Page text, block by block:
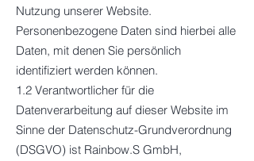
Nutzung unserer Website.
Personenbezogene Daten sind hierbei alle
Daten, mit denen Sie persönlich
identifiziert werden können.
1.2 Verantwortlicher für die
Datenverarbeitung auf dieser Website im
Sinne der Datenschutz-Grundverordnung
(DSGVO) ist Rainbow.S GmbH,